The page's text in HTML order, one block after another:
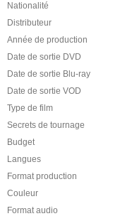
Nationalité
Distributeur
Année de production
Date de sortie DVD
Date de sortie Blu-ray
Date de sortie VOD
Type de film
Secrets de tournage
Budget
Langues
Format production
Couleur
Format audio